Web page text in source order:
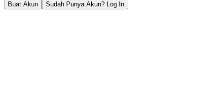
Buat Akun Sudah Punya Akun? Log In